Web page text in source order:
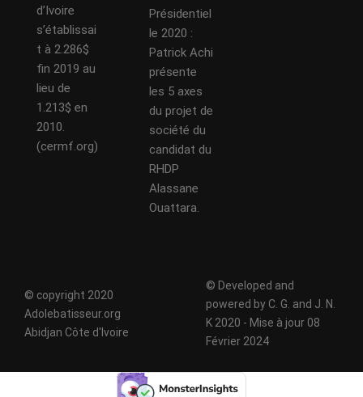
d’Ivoire
s’établissai
t à 2.286$
fin 2019 au
lieu de
1.213$ en
2010.
(cermf.org)
Présidentiel
le 2020 :
Patrick Achi
présente
les 5 axes
du projet de
société du
candidat du
RHDP
Alassane
Ouattara.
© copyright 2020
Adolebatisseur.org
Abidjan Côte d'Ivoire
© Developed and
powered by C. G. and J. N.
K 2020 - Mise à jour 08
Février 2024